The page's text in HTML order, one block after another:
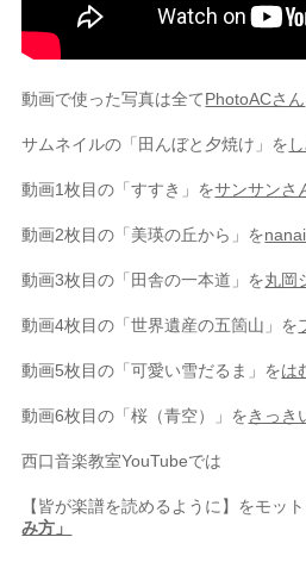
動画で使った写真は全てPhotoACさん
サムネイルの「田んぼと夕焼け」を
動画1枚目の「すすき」をサンサンさ
動画2枚目の「美瑛の丘から」を
動画3枚目の「田舎の一本道」を丸岡
動画4枚目の「世界遺産の五箇山」を
動画5枚目の「可愛い雪だるま」をは
動画6枚目の「桜（青空）」をきっき
西口音楽教室YouTubeでは⠀
【皆が楽譜を読めるように】をモッ
み方」